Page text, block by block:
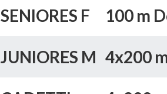
SENIORES F 100 m
JUNIORES M 4x200